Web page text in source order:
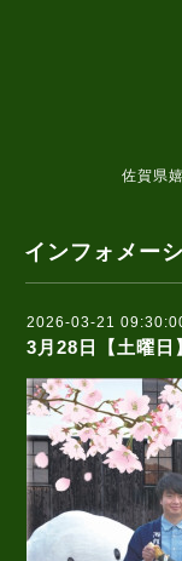
佐賀県
インフォメー
2026-03-21
3月28日【土曜日